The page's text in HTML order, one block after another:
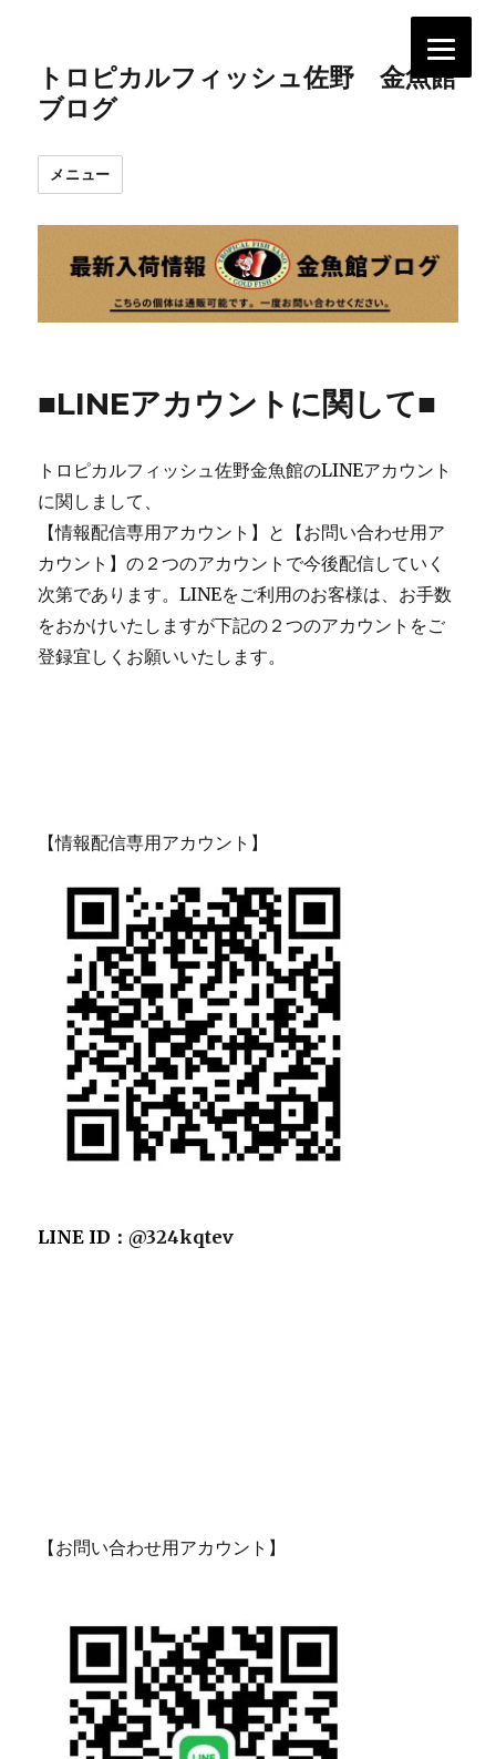
トロピカルフィッシュ佐野 金魚館
ブログ
メニュー
■LINEアカウントに関して■
トロピカルフィッシュ佐野金魚館のLINEアカウント
に関しまして、
【情報配信専用アカウント】と【お問い合わせ用ア
カウント】の２つのアカウントで今後配信していく
次第であります。LINEをご利用のお客様は、お手数
をおかけいたしますが下記の２つのアカウントをご
登録宜しくお願いいたします。
【情報配信専用アカウント】
LINE ID：@324kqtev
【お問い合わせ用アカウント】